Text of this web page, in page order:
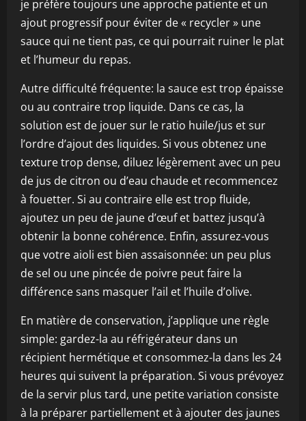
je préfère toujours une approche patiente et un
ajout progressif pour éviter de « recycler » une
sauce qui ne tient pas, ce qui pourrait ruiner le plat
et l’humeur du repas.
Autre difficulté fréquente: la sauce est trop épaisse
ou au contraire trop liquide. Dans ce cas, la
solution est de jouer sur le ratio huile/jus et sur
l’ordre d’ajout des liquides. Si vous obtenez une
texture trop dense, diluez légèrement avec un peu
de jus de citron ou d’eau chaude et recommencez
à fouetter. Si au contraire elle est trop fluide,
ajoutez un peu de jaune d’œuf et battez jusqu’à
obtenir la bonne cohérence. Enfin, assurez-vous
que votre aioli est bien assaisonnée: un peu plus
de sel ou une pincée de poivre peut faire la
différence sans masquer l’ail et l’huile d’olive.
En matière de conservation, j’applique une règle
simple: gardez-la au réfrigérateur dans un
récipient hermétique et consommez-la dans les 24
heures qui suivent la préparation. Si vous prévoyez
de la servir plus tard, une petite variation consiste
à la préparer partiellement et à ajouter des jaunes